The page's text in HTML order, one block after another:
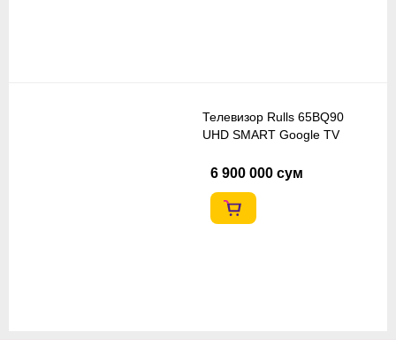
Телевизор Rulls 65BQ90
UHD SMART Google TV
6 900 000 сум